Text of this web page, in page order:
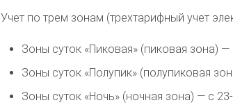
Учет по трем зонам (трехтарифный учет
Зоны суток «Пиковая» (пиковая зона)
Зоны суток «Полупик» (полупиковая
Зоны суток «Ночь» (ночная зона) — с